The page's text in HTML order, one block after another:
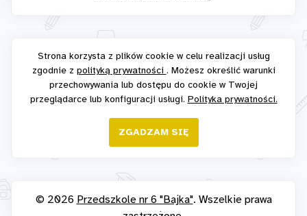
Strona korzysta z plików cookie w celu realizacji usług
zgodnie z polityką prywatności . Możesz określić warunki
przechowywania lub dostępu do cookie w Twojej
przeglądarce lub konfiguracji usługi. Polityka prywatności.
ZGADZAM SIĘ
© 2026 Przedszkole nr 6 "Bajka". Wszelkie prawa